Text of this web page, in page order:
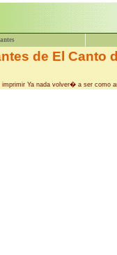
de El Canto
imprimir Ya nada volver� a ser como
#M